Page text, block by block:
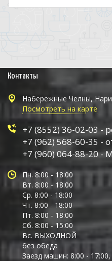
Контакты
Набережные Челны,
Посмотреть на карте
+7 (8552) 36-02-03 -
+7 (962) 568-60-35 -
+7 (960) 064-88-20 -
Пн. 8:00 - 18:00
Вт. 8:00 - 18:00
Ср. 8:00 - 18:00
Чт. 8:00 - 18:00
Пт. 8:00 - 18:00
Сб. 8:00 - 15:00
Вс. ВЫХОДНОЙ
без обеда
Заезд машин: 8:00 -